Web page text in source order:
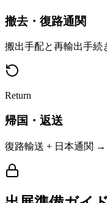
撤去・復路通関
搬出手配と再輸出手続
Return
帰国・返送
復路輸送 + 日本通関